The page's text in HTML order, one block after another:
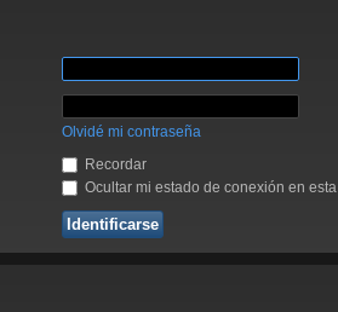
Olvidé mi contraseña
Recordar
Ocultar mi estado de conexión en